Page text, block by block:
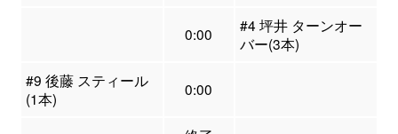
0:00
#4 坪井 ターンオー
バー(3本)
#9 後藤 スティール
(1本)
0:00